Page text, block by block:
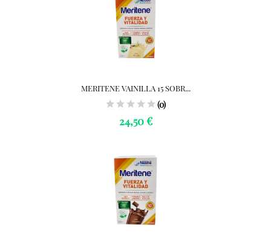
MERITENE VAINILLA 15 SOBR...
(0)
24,50 €